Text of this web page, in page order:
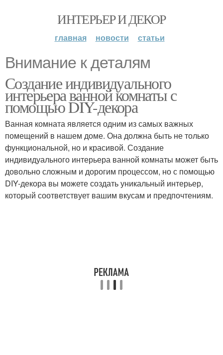
ИНТЕРЬЕР И ДЕКОР
главная новости статьи
Внимание к деталям
Создание индивидуального
интерьера ванной комнаты с
помощью DIY-декора
Ванная комната является одним из самых важных
помещений в нашем доме. Она должна быть не только
функциональной, но и красивой. Создание
индивидуального интерьера ванной комнаты может быть
довольно сложным и дорогим процессом, но с помощью
DIY-декора вы можете создать уникальный интерьер,
который соответствует вашим вкусам и предпочтениям.